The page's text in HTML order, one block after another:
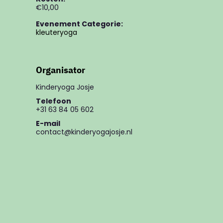
€10,00
Evenement Categorie:
kleuteryoga
Organisator
Kinderyoga Josje
Telefoon
+31 63 84 05 602
E-mail
contact@kinderyogajosje.nl